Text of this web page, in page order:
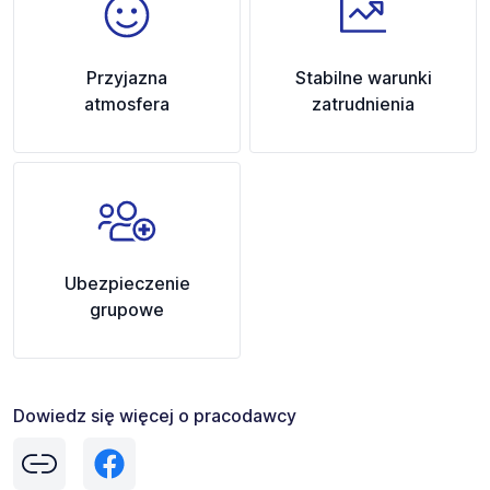
Przyjazna
atmosfera
Stabilne warunki
zatrudnienia
Ubezpieczenie
grupowe
Dowiedz się więcej o pracodawcy